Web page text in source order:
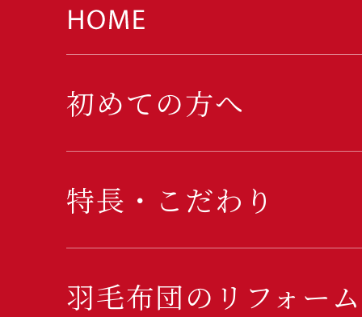
初めての方へ
特長・こだわり
羽毛布団のリフォーム